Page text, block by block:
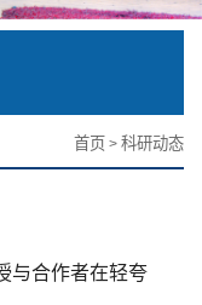
首页 > 科研动态
与合作者在轻夸